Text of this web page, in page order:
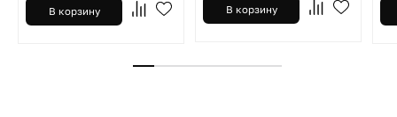
В корзину В корзину